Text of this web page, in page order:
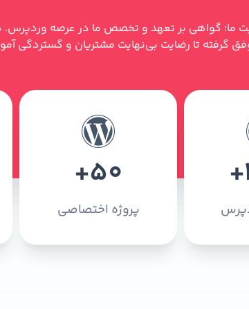
ما؛ گواهی بر تعهد و تخصص ما در عرصه وردپرس.
گرفته تا رضایت بی‌نهایت مشتریان و گستردگی
+
50
+
پروژه اختصاصی